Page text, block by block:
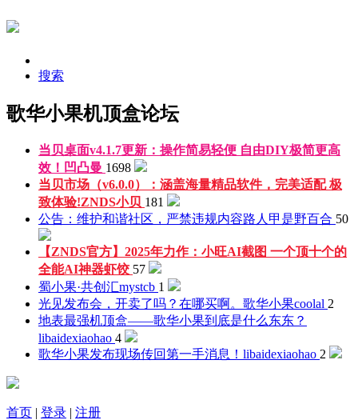
搜索
歌华小果机顶盒论坛
当贝桌面v4.1.7更新：操作简易轻便 自由DIY极简更高
效！ 凹凸曼 1698
当贝市场（v6.0.0）：涵盖海量精品软件，完美适配 极
致体验!ZNDS小贝 181
公告：维护和谐社区，严禁违规内容路人甲是野百合 50
【ZNDS官方】2025年力作：小旺AI截图 一个顶十个的
全能AI神器虾饺 57
蜀小果·共创汇mystcb 1
光见发布会，开卖了吗？在哪买啊。歌华小果coolal 2
地表最强机顶盒——歌华小果到底是什么东东？
libaidexiaohao 4
歌华小果发布现场传回第一手消息！ libaidexiaohao 2
首页 | 登录 | 注册